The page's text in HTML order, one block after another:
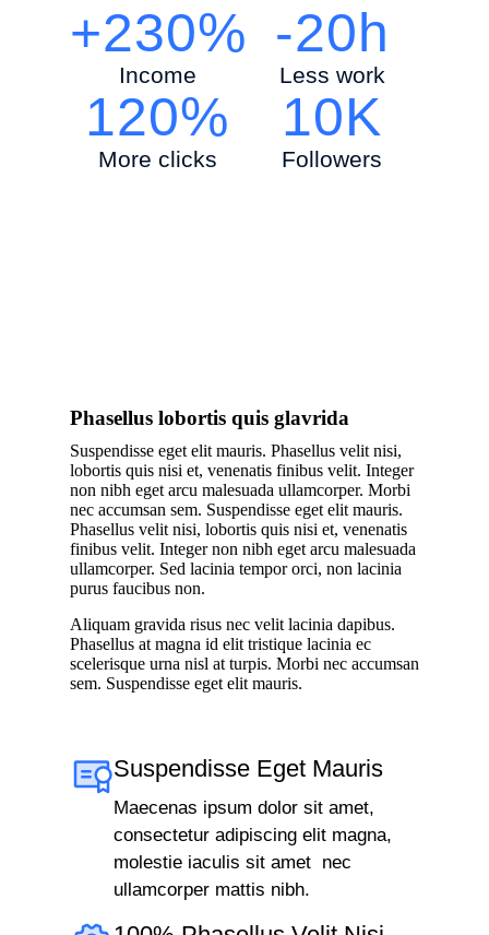
+230%
Income
-20h
Less work
120%
More clicks
10K
Followers
Phasellus lobortis quis glavrida
Suspendisse eget elit mauris. Phasellus velit nisi,
lobortis quis nisi et, venenatis finibus velit. Integer
non nibh eget arcu malesuada ullamcorper. Morbi
nec accumsan sem. Suspendisse eget elit mauris.
Phasellus velit nisi, lobortis quis nisi et, venenatis
finibus velit. Integer non nibh eget arcu malesuada
ullamcorper. Sed lacinia tempor orci, non lacinia
purus faucibus non.
Aliquam gravida risus nec velit lacinia dapibus.
Phasellus at magna id elit tristique lacinia ec
scelerisque urna nisl at turpis. Morbi nec accumsan
sem. Suspendisse eget elit mauris.
Suspendisse Eget Mauris
Maecenas ipsum dolor sit amet,
consectetur adipiscing elit magna,
molestie iaculis sit amet nec
ullamcorper mattis nibh.